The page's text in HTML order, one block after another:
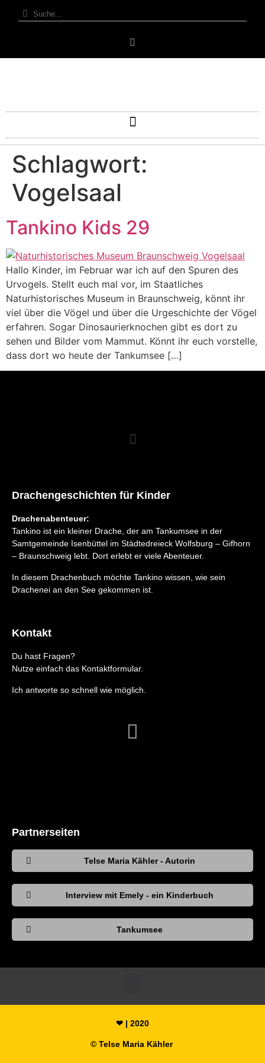
Schlagwort:
Vogelsaal
Tankino Kids 29
Hallo Kinder, im Februar war ich auf den Spuren des
Urvogels. Stellt euch mal vor, im Staatliches
Naturhistorisches Museum in Braunschweig, könnt ihr
viel über die Vögel und über die Urgeschichte der Vögel
erfahren. Sogar Dinosaurierknochen gibt es dort zu
sehen und Bilder vom Mammut. Könnt ihr euch vorstelle,
dass dort wo heute der Tankumsee […]
Drachengeschichten für Kinder
Drachenabenteuer:
Tankino ist ein kleiner Drache, der am Tankumsee in der
Samtgemeinde Isenbüttel im Städtedreieck Wolfsburg – Gifhorn
– Braunschweig lebt. Dort erlebt er viele Abenteuer.
In diesem Drachenbuch möchte Tankino wissen, wie sein
Drachenei an den See gekommen ist.
Kontakt
Du hast Fragen?
Nutze einfach das Kontaktformular.
Ich antworte so schnell wie möglich.
Partnerseiten
Telse Maria Kähler - Autorin
Interview mit Emely - ein Kinderbuch
Tankumsee
❤ | 2020
© Telse Maria Kähler